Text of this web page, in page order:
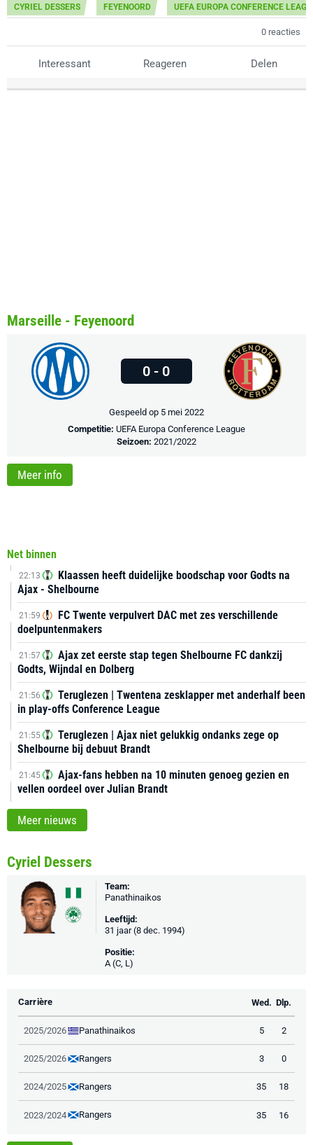
CYRIEL DESSERS FEYENOORD UEFA EUROPA CONFERENCE
0 reacties
Interessant Reageren Delen
Net binnen
22:13
Klaassen heeft duidelijke boodschap voor Godts na
Ajax - Shelbourne
21:59
FC Twente verpulvert DAC met zes verschillende
doelpuntenmakers
21:57
Ajax zet eerste stap tegen Shelbourne FC dankzij
Godts, Wijndal en Dolberg
21:56
Teruglezen | Twentena zesklapper met anderhalf been
in play-offs Conference League
21:55
Teruglezen | Ajax niet gelukkig ondanks zege op
Shelbourne bij debuut Brandt
21:45
Ajax-fans hebben na 10 minuten genoeg gezien en
vellen oordeel over Julian Brandt
Meer nieuws
Marseille - Feyenoord
0 - 0
Gespeeld op 5 mei 2022
Competitie: UEFA Europa Conference League
Seizoen: 2021/2022
Meer info
Cyriel Dessers
Team:
Panathinaikos
Leeftijd:
31 jaar (8 dec. 1994)
Positie:
A (C, L)
Carrière Wed. Dlp.
2025/2026 Panathinaikos 5 2
2025/2026 Rangers 3 0
2024/2025 Rangers 35 18
2023/2024 Rangers 35 16